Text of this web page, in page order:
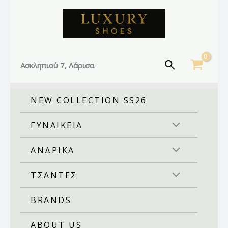
Ασκληπιού 7, Λάρισα Αναζήτηση
NEW COLLECTION SS26
ΓΥΝΑΙΚΕΙΑ
ΑΝΔΡΙΚΑ
ΤΣΑΝΤΕΣ
BRANDS
ABOUT US